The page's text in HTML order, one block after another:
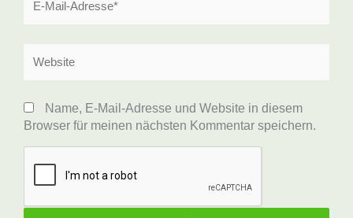
Mail-
Name, E-Mail-Adresse und Website in diesem
Browser für meinen nächsten Kommentar speichern.